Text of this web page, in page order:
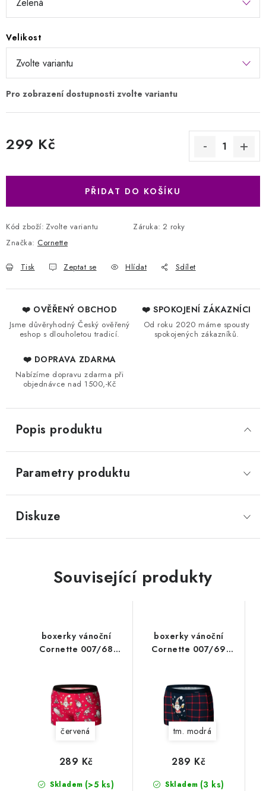
Velikost
299 Kč
PŘIDAT DO KOŠÍKU
Kód zboží: Zvolte variantu Záruka: 2 roky
Značka: Cornette
Tisk Zeptat se Hlídat Sdílet
❤️ OVĚŘENÝ OBCHOD
Jsme důvěryhodný Český ověřený
eshop s dlouholetou tradicí.
❤️ SPOKOJENÍ ZÁKAZNÍCI
Od roku 2020 máme spousty
spokojených zákazníků.
❤️ DOPRAVA ZDARMA
Nabízíme dopravu zdarma při
objednávce nad 1500,-Kč
Popis produktu
Parametry produktu
Diskuze
Související produkty
boxerky vánoční
Cornette 007/68
červená
Skladem (>5 ks)
289 Kč
boxerky vánoční
Cornette 007/69
tm. modrá
Skladem (3 ks)
289 Kč